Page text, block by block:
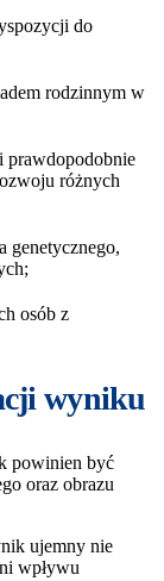
do
rodzinnym w
prawdopodobnie
różnych
genetycznego,
osób z
wyniku
powinien być
oraz obrazu
ujemny nie
wpływu